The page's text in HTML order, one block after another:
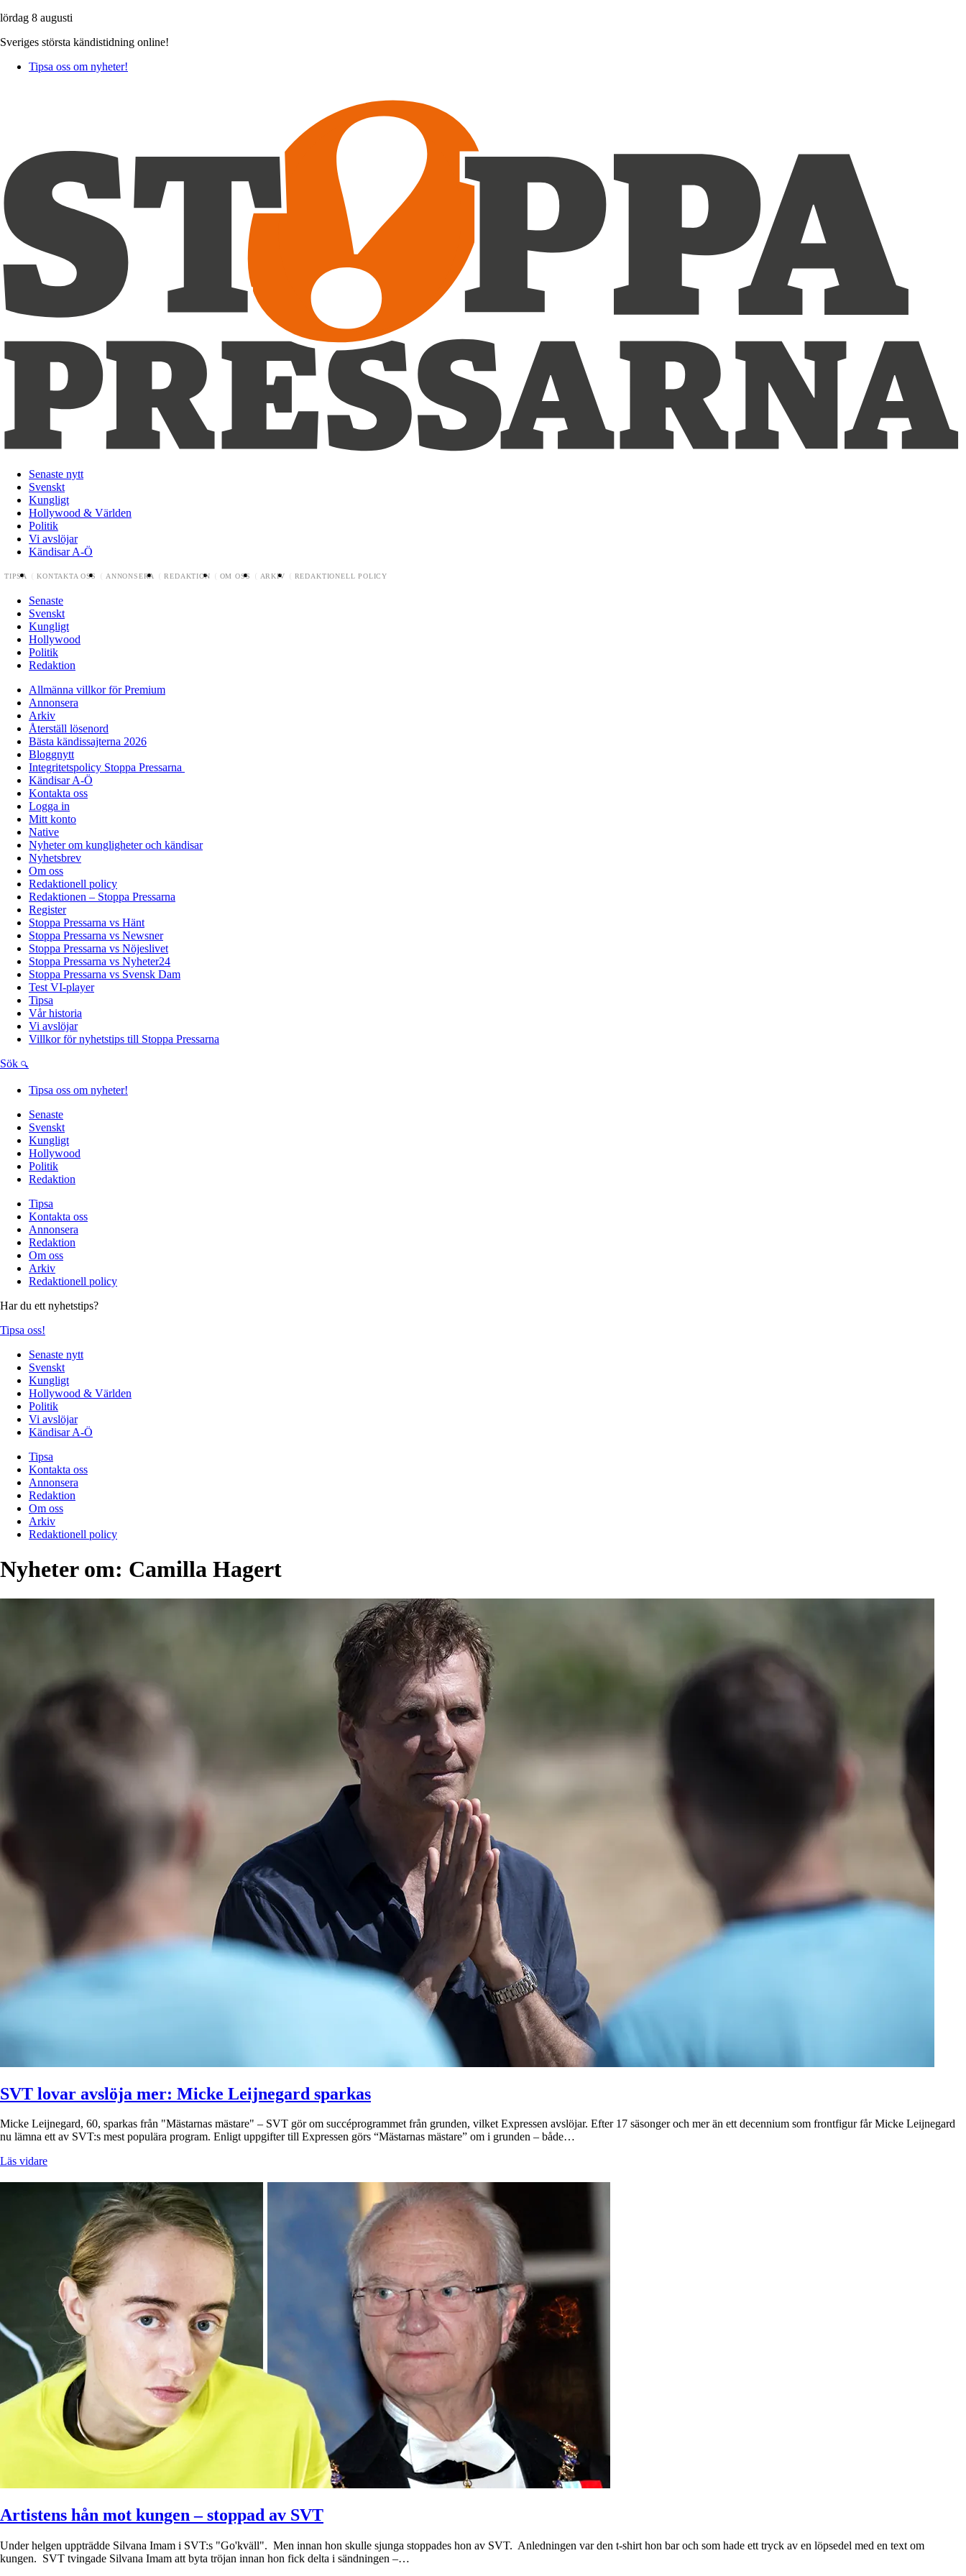
lördag 8 augusti
Sveriges största kändistidning online!
Tipsa oss om nyheter!
Senaste nytt
Svenskt
Kungligt
Hollywood & Världen
Politik
Vi avslöjar
Kändisar A-Ö
TIPSA KONTAKTA OSS ANNONSERA REDAKTION OM OSS ARKIV REDAKTIONELL POLICY
Senaste
Svenskt
Kungligt
Hollywood
Politik
Redaktion
Allmänna villkor för Premium
Annonsera
Arkiv
Återställ lösenord
Bästa kändissajterna 2026
Bloggnytt
Integritetspolicy Stoppa Pressarna
Kändisar A-Ö
Kontakta oss
Logga in
Mitt konto
Native
Nyheter om kungligheter och kändisar
Nyhetsbrev
Om oss
Redaktionell policy
Redaktionen – Stoppa Pressarna
Register
Stoppa Pressarna vs Hänt
Stoppa Pressarna vs Newsner
Stoppa Pressarna vs Nöjeslivet
Stoppa Pressarna vs Nyheter24
Stoppa Pressarna vs Svensk Dam
Test VI-player
Tipsa
Vår historia
Vi avslöjar
Villkor för nyhetstips till Stoppa Pressarna
Sök
Tipsa oss om nyheter!
Senaste
Svenskt
Kungligt
Hollywood
Politik
Redaktion
Tipsa
Kontakta oss
Annonsera
Redaktion
Om oss
Arkiv
Redaktionell policy
Har du ett nyhetstips?
Tipsa oss!
Senaste nytt
Svenskt
Kungligt
Hollywood & Världen
Politik
Vi avslöjar
Kändisar A-Ö
Tipsa
Kontakta oss
Annonsera
Redaktion
Om oss
Arkiv
Redaktionell policy
Nyheter om: Camilla Hagert
SVT lovar avslöja mer: Micke Leijnegard sparkas
Micke Leijnegard, 60, sparkas från "Mästarnas mästare" – SVT gör om succéprogrammet från grunden, vilket Expressen avslöjar. Efter 17 säsonger och mer än ett decennium som frontfigur får Micke Leijnegard
nu lämna ett av SVT:s mest populära program. Enligt uppgifter till Expressen görs “Mästarnas mästare” om i grunden – både…
Läs vidare
Artistens hån mot kungen – stoppad av SVT
Under helgen uppträdde Silvana Imam i SVT:s "Go'kväll". Men innan hon skulle sjunga stoppades hon av SVT. Anledningen var den t-shirt hon bar och som hade ett tryck av en löpsedel med en text om
kungen. SVT tvingade Silvana Imam att byta tröjan innan hon fick delta i sändningen –…